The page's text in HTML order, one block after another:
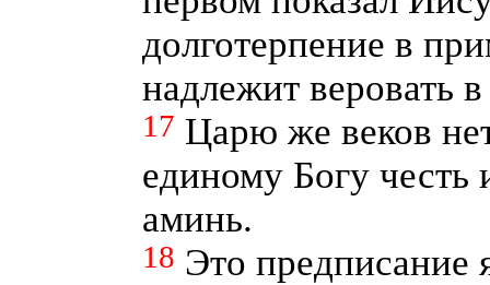
долготерпение в
надлежит веровать
17 Царю же веков
единому Богу честь
аминь.
18 Это предписание